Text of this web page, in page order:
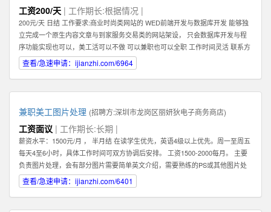
工资200/天 | 工作期长:根据情况 |
200元/天 日结 工作要求:商业时尚类网站的 WED前端开发与数据库开发 能够独
立完成一个原生内容文章与到家服务交易类的网站架设， 只会数据库开发与程
序功能实现也可以，美工活可以不做 可以兼职也可以全职 工作时间灵活 联系方
式 李经理 工作区域：浑南新区-全运路 详细地址：沈中大街28号
查看/急速申请：ijianzhi.com/6964
兼职美工图片处理 (招聘方:深圳市龙岗区丽妍狄电子商务商店)
工资面议 | 工作期长:长期 |
薪资水平：1500元/月 ， 半月结 在读学生优先，英语4级以上优先。周一至周五
每天4至6小时，具体工作时间可双方协调后安排。 工资1500-2000每月。 主要
负责图片处理，会有部分图片需要简单英文介绍，需要熟练的PS或其他图片处
理软件。 可以在家办公，图片处理过程中需要有一定的想法和创新。 联系人：
肖女士 公司地址：龙岗中心城
查看/急速申请：ijianzhi.com/6401